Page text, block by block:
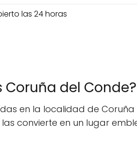
las 24 horas
del Conde?
en la localidad de
las convierte en un lugar